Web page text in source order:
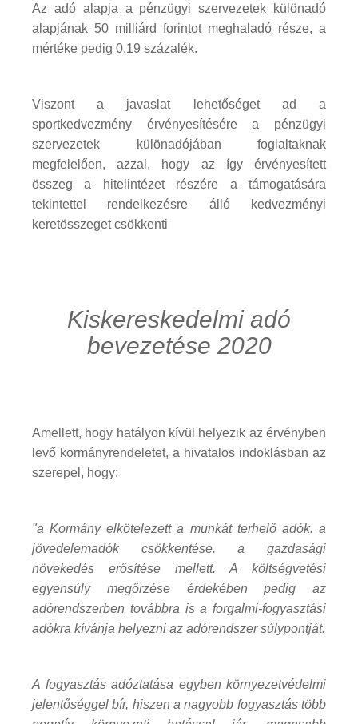
Az adó alapja a pénzügyi szervezetek különadó
alapjának 50 milliárd forintot meghaladó része, a
mértéke pedig 0,19 százalék.
Viszont a javaslat lehetőséget ad a
sportkedvezmény érvényesítésére a pénzügyi
szervezetek különadójában foglaltaknak
megfelelően, azzal, hogy az így érvényesített
összeg a hitelintézet részére a támogatására
tekintettel rendelkezésre álló kedvezményi
keretösszeget csökkenti
Kiskereskedelmi adó
bevezetése 2020
Amellett, hogy hatályon kívül helyezik az érvényben
levő kormányrendeletet, a hivatalos indoklásban az
szerepel, hogy:
"a Kormány elkötelezett a munkát terhelő adók. a
jövedelemadók csökkentése. a gazdasági
növekedés erősítése mellett. A költségvetési
egyensúly megőrzése érdekében pedig az
adórendszerben továbbra is a forgalmi-fogyasztási
adókra kívánja helyezni az adórendszer súlypontját.
A fogyasztás adóztatása egyben környezetvédelmi
jelentőséggel bír, hiszen a nagyobb fogyasztás több